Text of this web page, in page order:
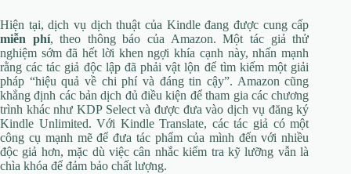
Hiện tại, dịch vụ dịch thuật của Kindle đang được cung cấp
miễn phí, theo thông báo của Amazon. Một tác giả thử
nghiệm sớm đã hết lời khen ngợi khía cạnh này, nhấn mạnh
rằng các tác giả độc lập đã phải vật lộn để tìm kiếm một giải
pháp “hiệu quả về chi phí và đáng tin cậy”. Amazon cũng
khẳng định các bản dịch đủ điều kiện để tham gia các chương
trình khác như KDP Select và được đưa vào dịch vụ đăng ký
Kindle Unlimited. Với Kindle Translate, các tác giả có một
công cụ mạnh mẽ để đưa tác phẩm của mình đến với nhiều
độc giả hơn, mặc dù việc cân nhắc kiểm tra kỹ lưỡng vẫn là
chìa khóa để đảm bảo chất lượng.